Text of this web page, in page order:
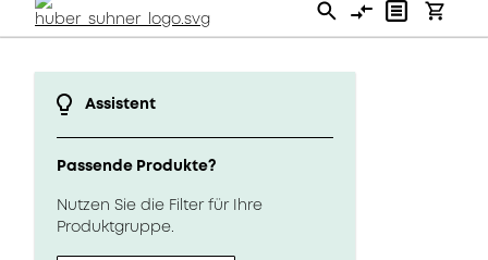
Assistent
Passende Produkte?
Nutzen Sie die Filter für Ihre
Produktgruppe.